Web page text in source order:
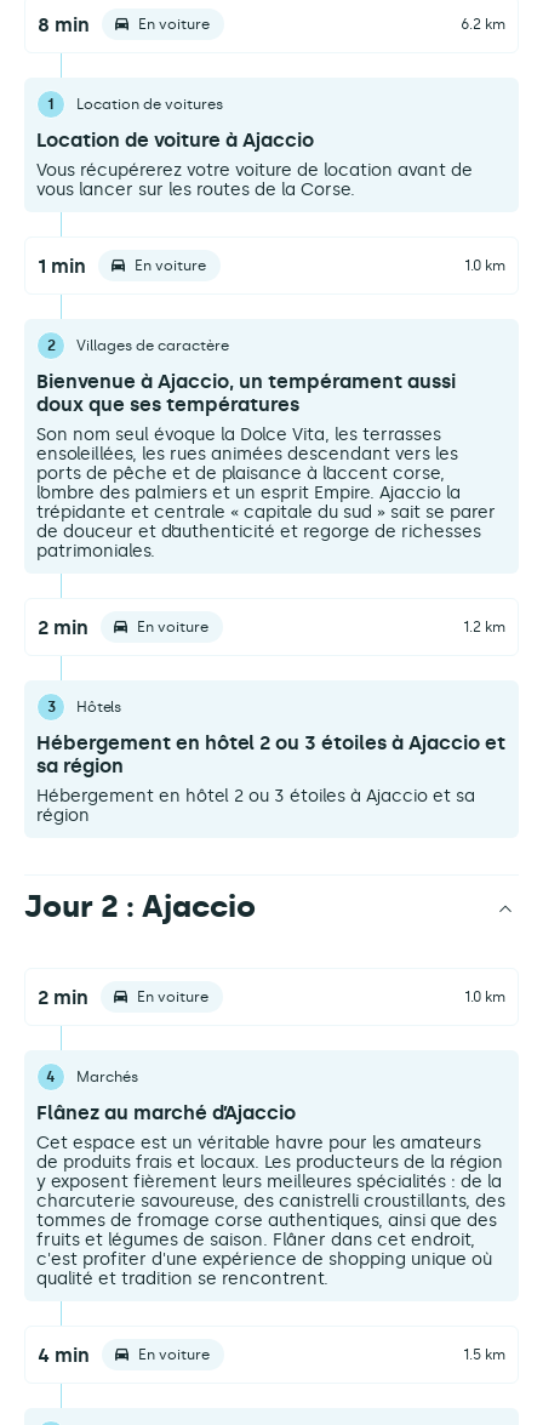
8 min En voiture 6.2 km
1 Location de voitures
Location de voiture à Ajaccio
Vous récupérerez votre voiture de location avant de
vous lancer sur les routes de la Corse.
1 min En voiture 1.0 km
2 Villages de caractère
Bienvenue à Ajaccio, un tempérament aussi
doux que ses températures
Son nom seul évoque la Dolce Vita, les terrasses
ensoleillées, les rues animées descendant vers les
ports de pêche et de plaisance à l’accent corse,
l’ombre des palmiers et un esprit Empire. Ajaccio la
trépidante et centrale « capitale du sud » sait se parer
de douceur et d’authenticité et regorge de richesses
patrimoniales.
2 min En voiture 1.2 km
3 Hôtels
Hébergement en hôtel 2 ou 3 étoiles à Ajaccio et
sa région
Hébergement en hôtel 2 ou 3 étoiles à Ajaccio et sa
région
Jour 2 : Ajaccio
2 min En voiture 1.0 km
4 Marchés
Flânez au marché d’Ajaccio
Cet espace est un véritable havre pour les amateurs
de produits frais et locaux. Les producteurs de la région
y exposent fièrement leurs meilleures spécialités : de la
charcuterie savoureuse, des canistrelli croustillants, des
tommes de fromage corse authentiques, ainsi que des
fruits et légumes de saison. Flâner dans cet endroit,
c'est profiter d'une expérience de shopping unique où
qualité et tradition se rencontrent.
4 min En voiture 1.5 km